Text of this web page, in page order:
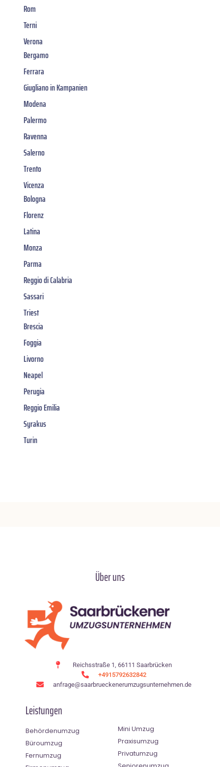
Rom
Terni
Verona
Bergamo
Ferrara
Giugliano in Kampanien
Modena
Palermo
Ravenna
Salerno
Trento
Vicenza
Bologna
Florenz
Latina
Monza
Parma
Reggio di Calabria
Sassari
Triest
Brescia
Foggia
Livorno
Neapel
Perugia
Reggio Emilia
Syrakus
Turin
Über uns
Reichsstraße 1, 66111 Saarbrücken
+4915792632842
anfrage@saarbrueckenerumzugsunternehmen.de
Leistungen
Behördenumzug
Büroumzug
Fernumzug
Mini Umzug
Praxisumzug
Privatumzug